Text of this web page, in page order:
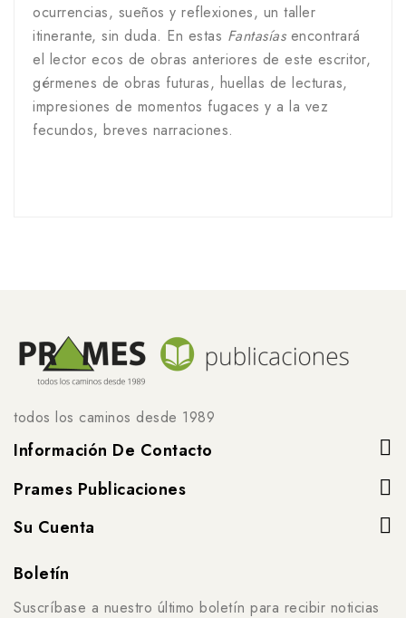
ocurrencias, sueños y reflexiones, un taller
itinerante, sin duda. En estas Fantasíasencontrará
el lector ecos de obras anteriores de este escritor,
gérmenes de obras futuras, huellas de lecturas,
impresiones de momentos fugaces y a la vez
fecundos, breves narraciones.
todos los caminos desde 1989
Información De Contacto
Prames Publicaciones
Su Cuenta
Boletín
Suscríbase a nuestro último boletín para recibir noticias